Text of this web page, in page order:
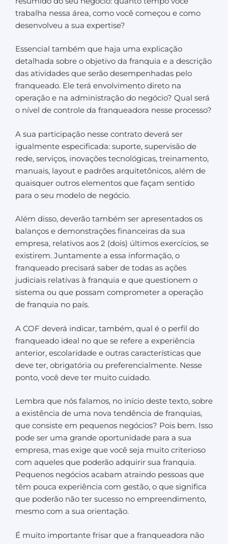
trabalha nessa área, como você começou e como
desenvolveu a sua expertise?
Essencial também que haja uma explicação
detalhada sobre o objetivo da franquia e a descrição
das atividades que serão desempenhadas pelo
franqueado. Ele terá envolvimento direto na
operação e na administração do negócio? Qual será
o nível de controle da franqueadora nesse processo?
A sua participação nesse contrato deverá ser
igualmente especificada: suporte, supervisão de
rede, serviços, inovações tecnológicas, treinamento,
manuais, layout e padrões arquitetônicos, além de
quaisquer outros elementos que façam sentido
para o seu modelo de negócio.
Além disso, deverão também ser apresentados os
balanços e demonstrações financeiras da sua
empresa, relativos aos 2 (dois) últimos exercícios, se
existirem. Juntamente a essa informação, o
franqueado precisará saber de todas as ações
judiciais relativas à franquia e que questionem o
sistema ou que possam comprometer a operação
de franquia no país.
A COF deverá indicar, também, qual é o perfil do
franqueado ideal no que se refere a experiência
anterior, escolaridade e outras características que
deve ter, obrigatória ou preferencialmente. Nesse
ponto, você deve ter muito cuidado.
Lembra que nós falamos, no início deste texto, sobre
a existência de uma nova tendência de franquias,
que consiste em pequenos negócios? Pois bem. Isso
pode ser uma grande oportunidade para a sua
empresa, mas exige que você seja muito criterioso
com aqueles que poderão adquirir sua franquia.
Pequenos negócios acabam atraindo pessoas que
têm pouca experiência com gestão, o que significa
que poderão não ter sucesso no empreendimento,
mesmo com a sua orientação.
É muito importante frisar que a franqueadora não